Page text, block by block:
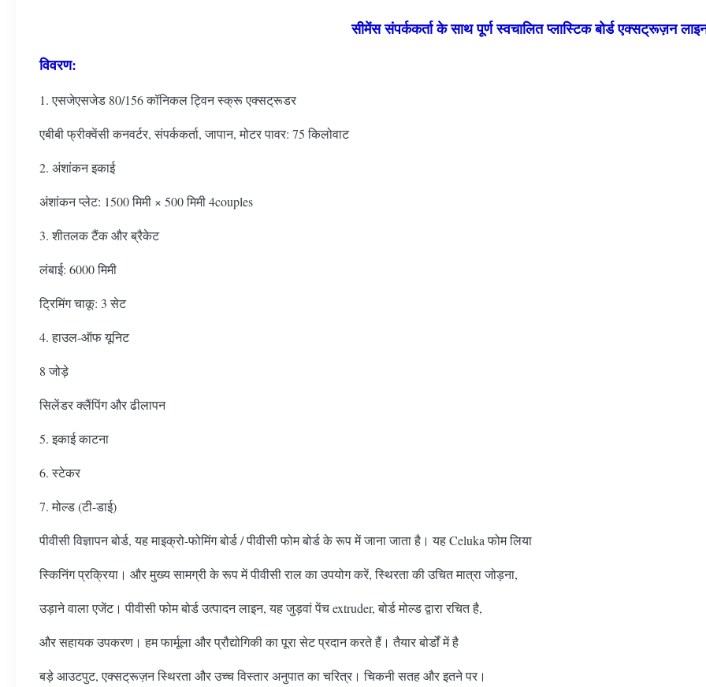
सीमेंस संपर्ककर्ता के साथ पूर्ण स्वचालित प्लास्टिक बोर्ड एक्सट्रूज़न
विवरण:
1. एसजेएसजेड 80/156 कॉनिकल ट्विन स्क्रू एक्सट्रूडर
एबीबी फ्रीक्वेंसी कनवर्टर, संपर्ककर्ता, जापान, मोटर पावर: 75 किलोवाट
2. अंशांकन इकाई
अंशांकन प्लेट: 1500 मिमी × 500 मिमी 4couples
3. शीतलक टैंक और ब्रैकेट
लंबाई: 6000 मिमी
ट्रिमिंग चाकू: 3 सेट
4. हाउल-ऑफ यूनिट
8 जोड़े
सिलेंडर क्लैंपिंग और ढीलापन
5. इकाई काटना
6. स्टेकर
7. मोल्ड (टी-डाई)
पीवीसी विज्ञापन बोर्ड, यह माइक्रो-फोमिंग बोर्ड / पीवीसी फोम बोर्ड के रूप में जाना जाता है। यह Celuka फोम लिया
स्किनिंग प्रक्रिया। और मुख्य सामग्री के रूप में पीवीसी राल का उपयोग करें, स्थिरता की उचित मात्रा जोड़ना,
उड़ाने वाला एजेंट। पीवीसी फोम बोर्ड उत्पादन लाइन, यह जुड़वां पेंच extruder, बोर्ड मोल्ड द्वारा रचित है,
और सहायक उपकरण। हम फार्मूला और प्रौद्योगिकी का पूरा सेट प्रदान करते हैं। तैयार बोर्डों में है
बड़े आउटपुट, एक्सट्रूज़न स्थिरता और उच्च विस्तार अनुपात का चरित्र। चिकनी सतह और इतने पर।